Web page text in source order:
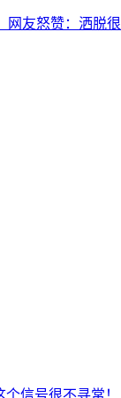
网友怒赞：洒脱
信号很不寻常！